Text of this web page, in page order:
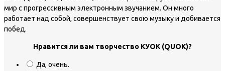
мир с прогрессивным электронным звучанием. Он много
работает над собой, совершенствует свою музыку и добивается
побед.
Нравится ли вам творчество КУОК (QUOK)?
Да, очень.